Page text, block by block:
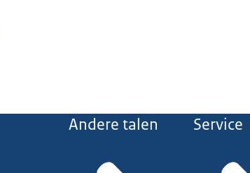
Andere talen Service